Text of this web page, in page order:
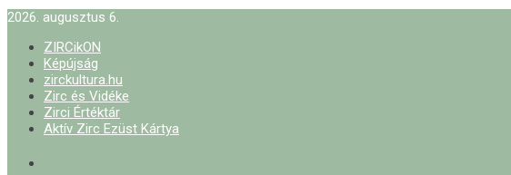
2026. augusztus 6.
ZIRCikON
Képújság
zirckultura.hu
Zirc és Vidéke
Zirci Értéktár
Aktív Zirc Ezüst Kártya